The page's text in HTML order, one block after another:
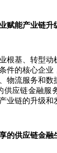
能产业链升
基、转型动
件的核心企业
物流服务和数
供应链金融服
业链的升级和
供应链金融